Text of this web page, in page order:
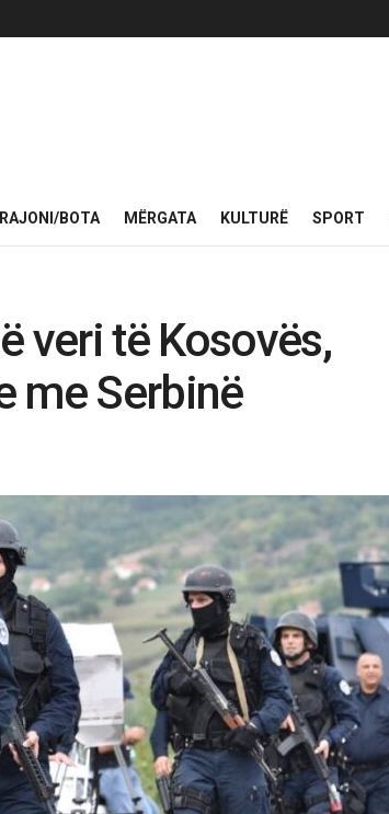
BOTA MËRGATA KULTURË SPORT
veri të Kosovës,
me Serbinë